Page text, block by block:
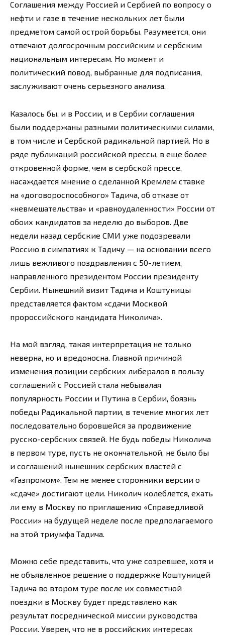
Соглашения между Россией и Сербией по вопросу о
нефти и газе в течение нескольких лет были
предметом самой острой борьбы. Разумеется, они
отвечают долгосрочным российским и сербским
национальным интересам. Но момент и
политический повод, выбранные для подписания,
заслуживают очень серьезного анализа.
Казалось бы, и в России, и в Сербии соглашения
были поддержаны разными политическими силами,
в том числе и Сербской радикальной партией. Но в
ряде публикаций российской прессы, в еще более
откровенной форме, чем в сербской прессе,
насаждается мнение о сделанной Кремлем ставке
на «договороспособного» Тадича, об отказе от
«невмешательства» и «равноудаленности» России от
обоих кандидатов за неделю до выборов. Две
недели назад сербские СМИ уже подозревали
Россию в симпатиях к Тадичу — на основании всего
лишь вежливого поздравления с 50-летием,
направленного президентом России президенту
Сербии. Нынешний визит Тадича и Коштуницы
представляется фактом «сдачи Москвой
пророссийского кандидата Николича».
На мой взгляд, такая интерпретация не только
неверна, но и вредоносна. Главной причиной
изменения позиции сербских либералов в пользу
соглашений с Россией стала небывалая
популярность России и Путина в Сербии, боязнь
победы Радикальной партии, в течение многих лет
последовательно боровшейся за продвижение
русско-сербских связей. Не будь победы Николича
в первом туре, пусть не окончательной, не было бы
и соглашений нынешних сербских властей с
«Газпромом». Тем не менее сторонники версии о
«сдаче» достигают цели. Николич колеблется, ехать
ли ему в Москву по приглашению «Справедливой
России» на будущей неделе после предполагаемого
на этой триумфа Тадича.
Можно себе представить, что уже созревшее, хотя и
не объявленное решение о поддержке Коштуницей
Тадича во втором туре после их совместной
поездки в Москву будет представлено как
результат посреднической миссии руководства
России. Уверен, что не в российских интересах